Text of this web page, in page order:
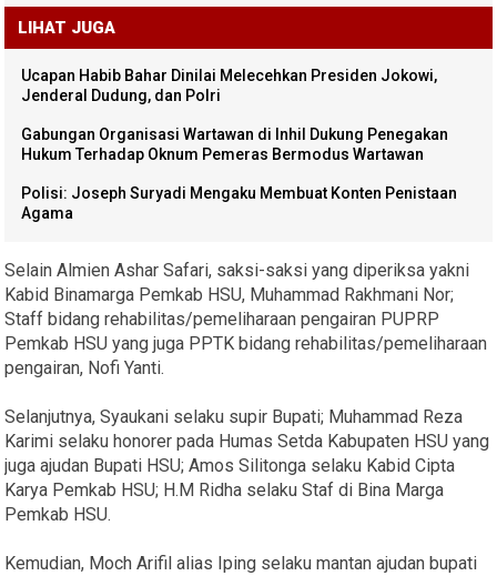
LIHAT JUGA
Ucapan Habib Bahar Dinilai Melecehkan Presiden Jokowi,
Jenderal Dudung, dan Polri
Gabungan Organisasi Wartawan di Inhil Dukung Penegakan
Hukum Terhadap Oknum Pemeras Bermodus Wartawan
Polisi: Joseph Suryadi Mengaku Membuat Konten Penistaan
Agama
Selain Almien Ashar Safari, saksi-saksi yang diperiksa yakni
Kabid Binamarga Pemkab HSU, Muhammad Rakhmani Nor;
Staff bidang rehabilitas/pemeliharaan pengairan PUPRP
Pemkab HSU yang juga PPTK bidang rehabilitas/pemeliharaan
pengairan, Nofi Yanti.
Selanjutnya, Syaukani selaku supir Bupati; Muhammad Reza
Karimi selaku honorer pada Humas Setda Kabupaten HSU yang
juga ajudan Bupati HSU; Amos Silitonga selaku Kabid Cipta
Karya Pemkab HSU; H.M Ridha selaku Staf di Bina Marga
Pemkab HSU.
Kemudian, Moch Arifil alias Iping selaku mantan ajudan bupati